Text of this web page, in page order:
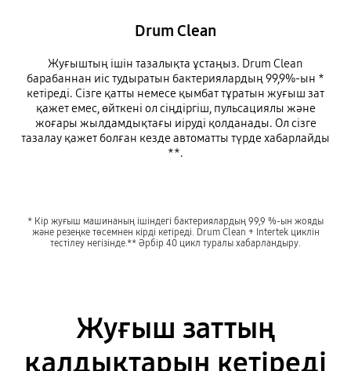
Drum Clean
Жуғыштың ішін тазалықта ұстаңыз. Drum Clean
барабаннан иіс тудыратын бактериялардың 99,9%-ын *
кетіреді. Сізге қатты немесе қымбат тұратын жуғыш зат
қажет емес, өйткені ол сіңдіргіш, пульсациялы және
жоғары жылдамдықтағы иіруді қолданады. Ол сізге
тазалау қажет болған кезде автоматты түрде хабарлайды
**.
* Кір жуғыш машинаның ішіндегі бактериялардың 99,9 %-ын жояды
және резеңке төсемнен кірді кетіреді. Drum Clean + Intertek циклін
тестілеу негізінде.** Әрбір 40 цикл туралы хабарландыру.
Жуғыш заттың
қалдықтарын кетіреді